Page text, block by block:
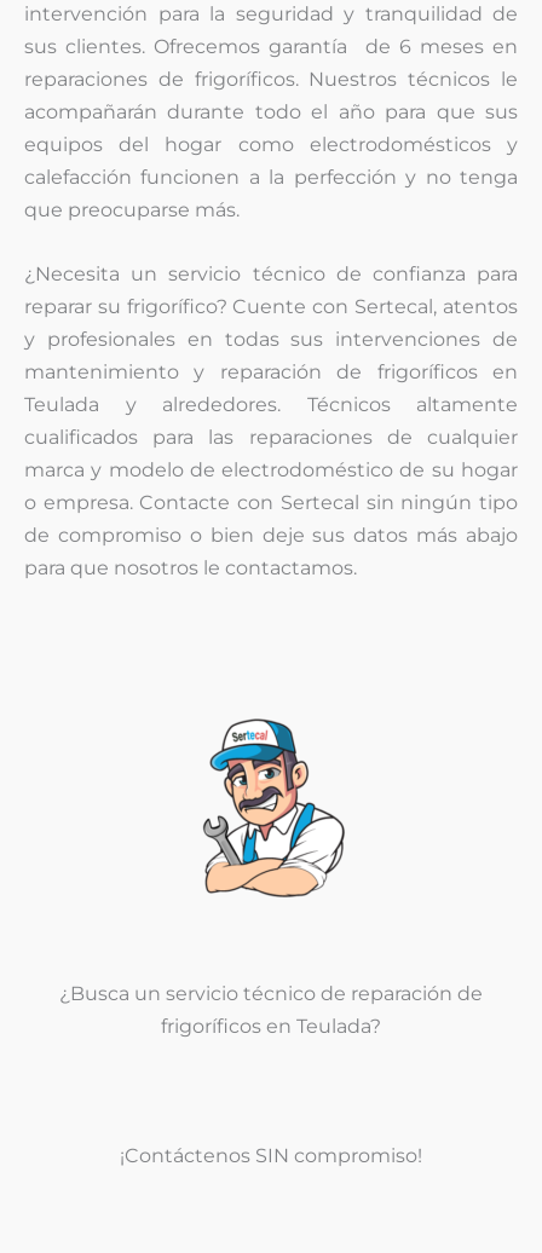
intervención para la seguridad y tranquilidad de
sus clientes. Ofrecemos garantía de 6 meses en
reparaciones de frigoríficos. Nuestros técnicos le
acompañarán durante todo el año para que sus
equipos del hogar como electrodomésticos y
calefacción funcionen a la perfección y no tenga
que preocuparse más.
¿Necesita un servicio técnico de confianza para
reparar su frigorífico? Cuente con Sertecal, atentos
y profesionales en todas sus intervenciones de
mantenimiento y reparación de frigoríficos en
Teulada y alrededores. Técnicos altamente
cualificados para las reparaciones de cualquier
marca y modelo de electrodoméstico de su hogar
o empresa. Contacte con Sertecal sin ningún tipo
de compromiso o bien deje sus datos más abajo
para que nosotros le contactamos.
¿Busca un servicio técnico de reparación de
frigoríficos en Teulada?
¡Contáctenos SIN compromiso!